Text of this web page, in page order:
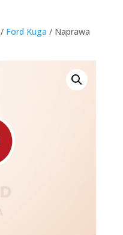
/ Ford Kuga / Naprawa